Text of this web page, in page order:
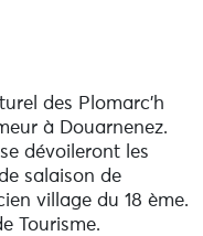
des Plomarc'h
à Douarnenez.
dévoileront les
salaison de
village du 18 ème.
Tourisme.